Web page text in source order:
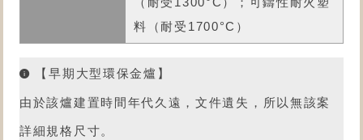
料（耐受1700°C）
【早期大型環保金爐】
由於該爐建置時間年代久遠，文件遺失，所以無該案
詳細規格尺寸。